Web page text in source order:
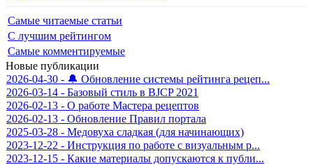
Самые читаемые статьи
С лучшим рейтингом
Самые комментируемые
Новые публикации
2026-04-30 - 🔔 Обновление системы рейтинга рецеп...
2026-03-14 - Базовый стиль в BJCP 2021
2026-02-13 - О работе Мастера рецептов
2026-02-13 - Обновление Правил портала
2025-03-28 - Медовуха сладкая (для начинающих)
2023-12-22 - Инструкция по работе с визуальным р...
2023-12-15 - Какие материалы допускаются к публи...